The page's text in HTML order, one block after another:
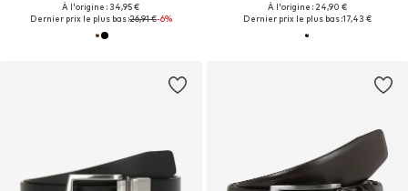
À l'origine : 34,95 €
Dernier prix le plus bas :26,91 €-6%
À l'origine : 24,90 €
Dernier prix le plus bas :17,43 €